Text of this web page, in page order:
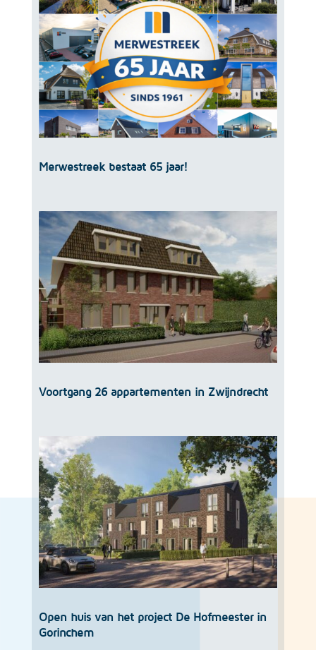
Merwestreek bestaat 65 jaar!
Voortgang 26 appartementen in Zwijndrecht
Open huis van het project De Hofmeester in
Gorinchem